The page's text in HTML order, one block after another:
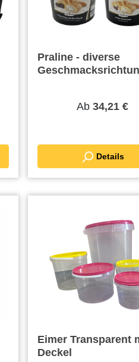
Praline - diverse
Ab 34,21 €
Details
Eimer Transparent
Deckel